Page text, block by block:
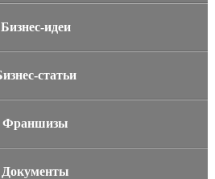
Бизнес-идеи
статьи
Франшизы
Документы